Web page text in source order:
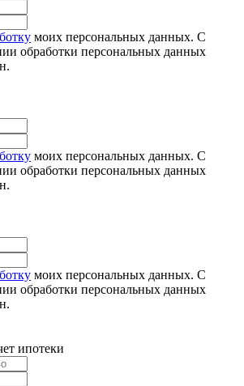
моих персональных данных. С
обработки персональных данных
моих персональных данных. С
обработки персональных данных
моих персональных данных. С
обработки персональных данных
ипотеки